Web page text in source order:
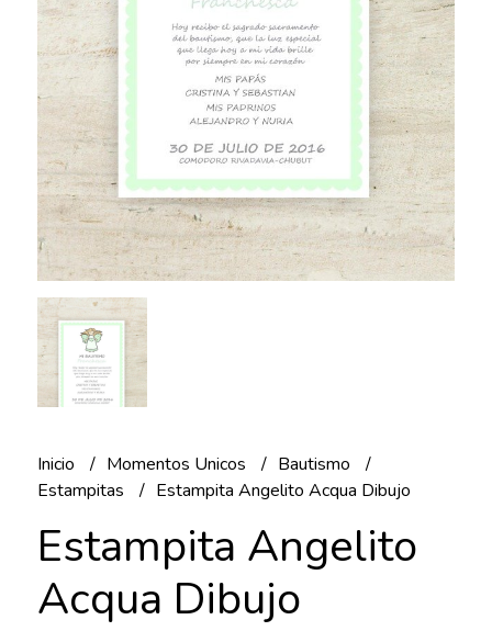
Inicio Momentos Unicos
Bautismo
Estampitas
Estampita Angelito Acqua Dibujo
Estampita Angelito
Acqua Dibujo